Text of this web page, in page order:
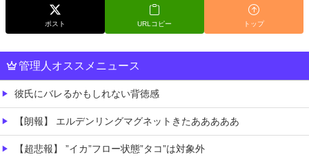
ポスト URLコピー トップ
管理人オススメニュース
彼氏にバレるかもしれない背徳感
【朗報】 エルデンリングマグネットきたあああああ
【超悲報】 ”イカ”フロー状態”タコ”は対象外